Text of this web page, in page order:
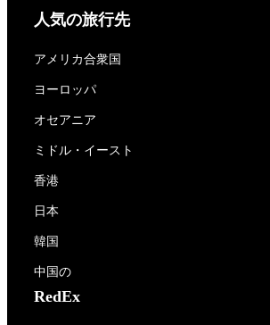
人気の旅行先
アメリカ合衆国
ヨーロッパ
オセアニア
ミドル・イースト
香港
日本
韓国
中国の
RedEx